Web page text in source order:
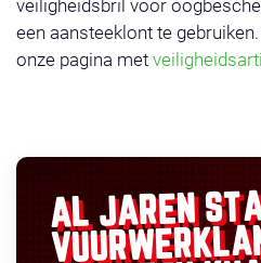
veiligheidsbril voor
een aansteeklont te
onze pagina met
AL JAREN